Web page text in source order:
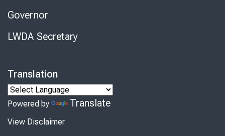
Governor
LWDA Secretary
Translation
Powered by Translate
View Disclaimer